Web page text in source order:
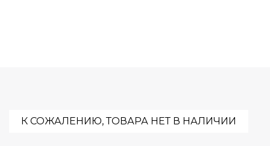
К СОЖАЛЕНИЮ, ТОВАРА НЕТ В НАЛИЧИИ